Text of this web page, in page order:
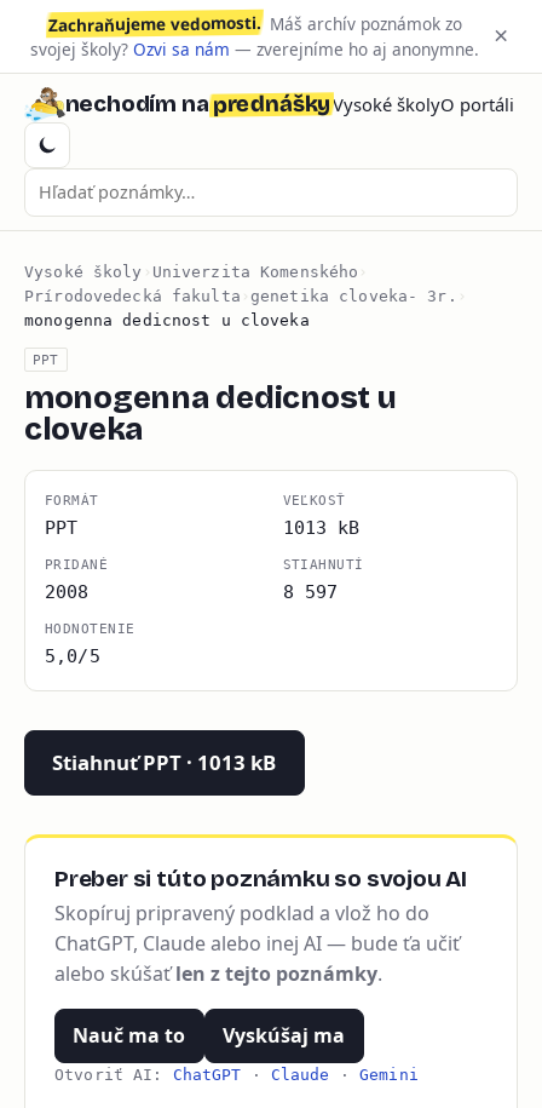
Zachraňujeme vedomosti. Máš archív poznámok zo
svojej školy? Ozvi sa nám — zverejníme ho aj anonymne. ×
nechodím naprednáškyVysoké školyO portáli
Vysoké školy › Univerzita Komenského ›
Prírodovedecká fakulta › genetika cloveka- 3r. ›
monogenna dedicnost u cloveka
PPT
monogenna dedicnost u
cloveka
FORMÁT
PPT
VEĽKOSŤ
1013 kB
PRIDANÉ
2008
STIAHNUTÍ
8 597
HODNOTENIE
5,0/5
Stiahnuť PPT · 1013 kB
Preber si túto poznámku so svojou AI
Skopíruj pripravený podklad a vlož ho do
ChatGPT, Claude alebo inej AI — bude ťa učiť
alebo skúšaťlen z tejto poznámky.
Nauč ma to Vyskúšaj ma
Otvoriť AI: ChatGPT · Claude ·Gemini